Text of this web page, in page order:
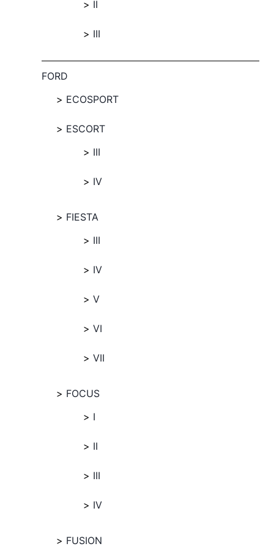
II
III
FORD
ECOSPORT
ESCORT
III
IV
FIESTA
III
IV
V
VI
VII
FOCUS
I
II
III
IV
FUSION